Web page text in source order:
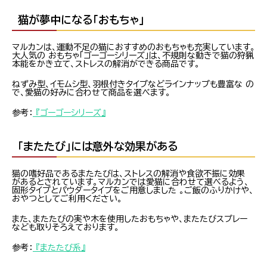
猫が夢中になる「おもちゃ」
マルカンは、運動不足の猫におすすめのおもちゃも充実しています。
大人気の おもちゃ「ゴーゴーシリーズ」は、不規則な動きで猫の狩猟
本能をかき立て、ストレスの解消ができる商品です。
ねずみ型、イモムシ型、羽根付きタイプなどラインナップも豊富な の
で、愛猫の好みに合わせて商品を選べます。
参考： 『ゴーゴーシリーズ』
「またたび」には意外な効果がある
猫の嗜好品であるまたたびは、ストレスの解消や食欲不振に効果
があるとされています。マルカンでは愛猫に合わせて選べるよう、
固形タイプとパウダータイプをご用意しました 。ご飯のふりかけや、
おやつとしてご利用ください。
また、またたびの実や木を使用したおもちゃや、またたびスプレー
なども取りそろえております。
参考： 『またたび系』